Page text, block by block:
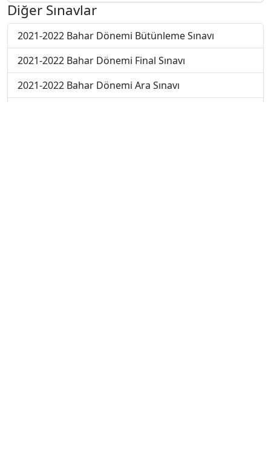
Diğer Sınavlar
2021-2022 Bahar Dönemi Bütünleme Sınavı
2021-2022 Bahar Dönemi Final Sınavı
2021-2022 Bahar Dönemi Ara Sınavı